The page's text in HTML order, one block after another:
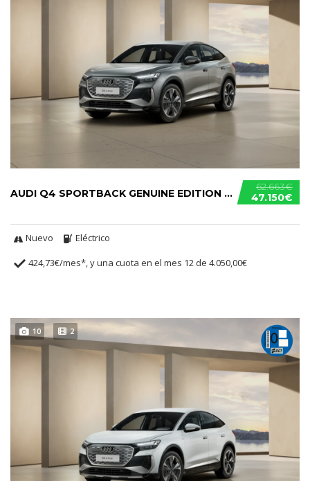
62.663€
47.150€
AUDI Q4 SPORTBACK GENUINE EDITION 45 E-TRON
Nuevo
Eléctrico
424,73€/mes*, y una cuota en el mes 12 de 4.050,00€
10 2